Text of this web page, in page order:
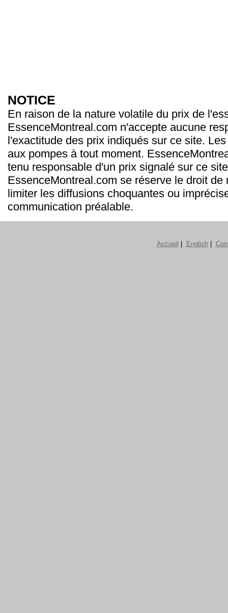
NOTICE
En raison de la nature volatile du prix de
EssenceMontreal.com n'accepte aucune
l'exactitude des prix indiqués sur ce site.
aux pompes à tout moment.
tenu responsable d'un prix signalé sur ce
EssenceMontreal.com se réserve le droit de
limiter les diffusions choquantes ou
communication préalable.
Accueil English|